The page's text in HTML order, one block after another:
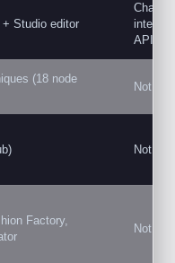
Studio editor
API
(18 node
Not
Not
Factory,
Not